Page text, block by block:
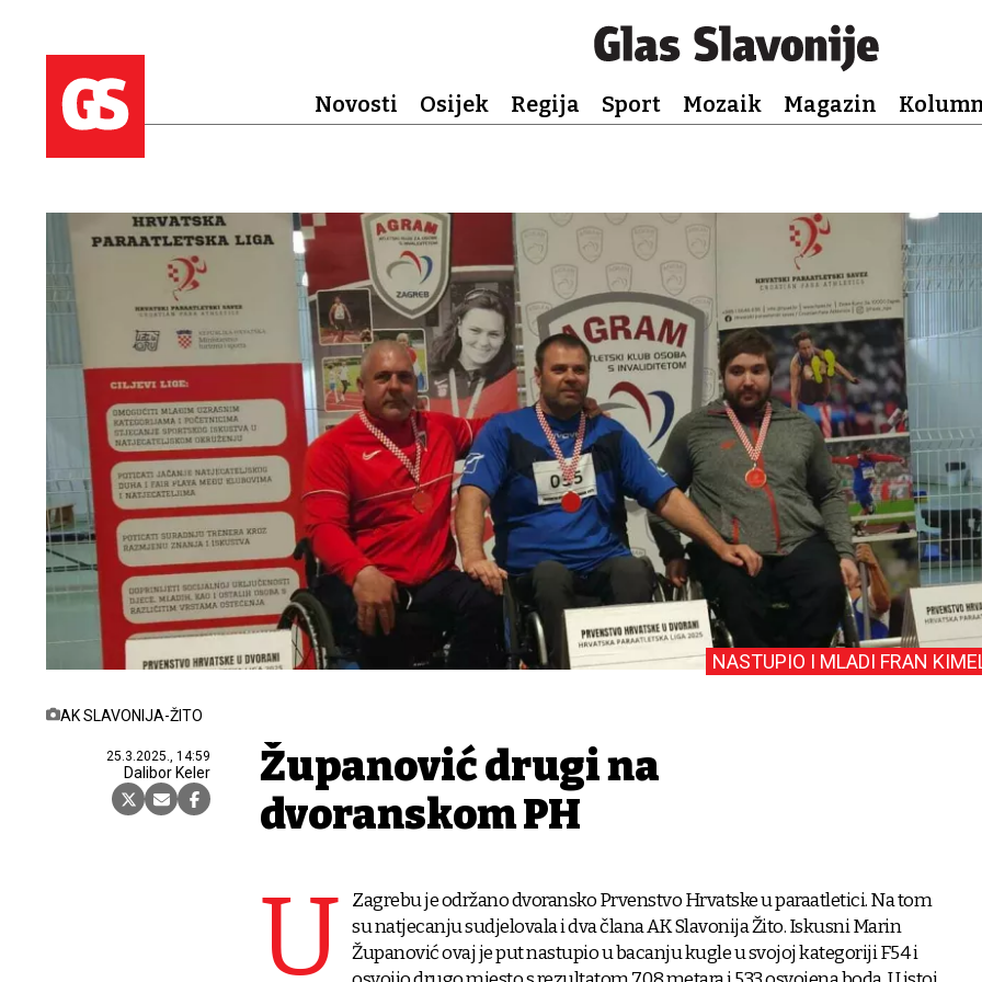
Novosti Osijek Regija Sport Mozaik Magazin
AK SLAVONIJA-ŽITO
25.3.2025., 14:59
Dalibor Keler
NASTUPIO I MLADI FRAN
Županović drugi na
dvoranskom PH
U
Zagrebu je održano dvoransko Prvenstvo Hrvatske u paraatletici. Na tom
su natjecanju sudjelovala i dva člana AK Slavonija Žito. Iskusni Marin
Županović ovaj je put nastupio u bacanju kugle u svojoj kategoriji F54 i